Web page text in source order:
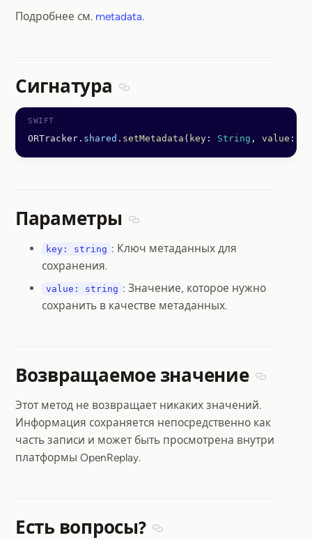
Подробнее см. metadata.
Сигнатура
ORTracker. shared . setMetadata ( key : String , value :
Параметры
key: string : Ключ метаданных для
сохранения.
value: string : Значение, которое нужно
сохранить в качестве метаданных.
Возвращаемое значение
Этот метод не возвращает никаких значений.
Информация сохраняется непосредственно как
часть записи и может быть просмотрена внутри
платформы OpenReplay.
Есть вопросы?